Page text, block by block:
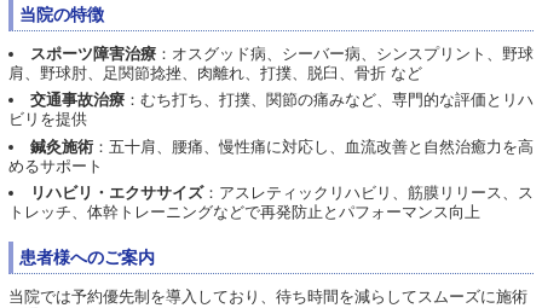
当院の特徴
スポーツ障害治療 ：オスグッド病、シーバー病、シンスプリント、野球
肩、野球肘、足関節捻挫、肉離れ、打撲、脱臼、骨折 など
交通事故治療 ：むち打ち、打撲、関節の痛みなど、専門的な評価とリハ
ビリを提供
鍼灸施術 ：五十肩、腰痛、慢性痛に対応し、血流改善と自然治癒力を高
めるサポート
リハビリ・エクササイズ：アスレティックリハビリ、筋膜リリース、ス
トレッチ、体幹トレーニングなどで再発防止とパフォーマンス向上
患者様へのご案内
当院では予約優先制を導入しており、待ち時間を減らしてスムーズに施術